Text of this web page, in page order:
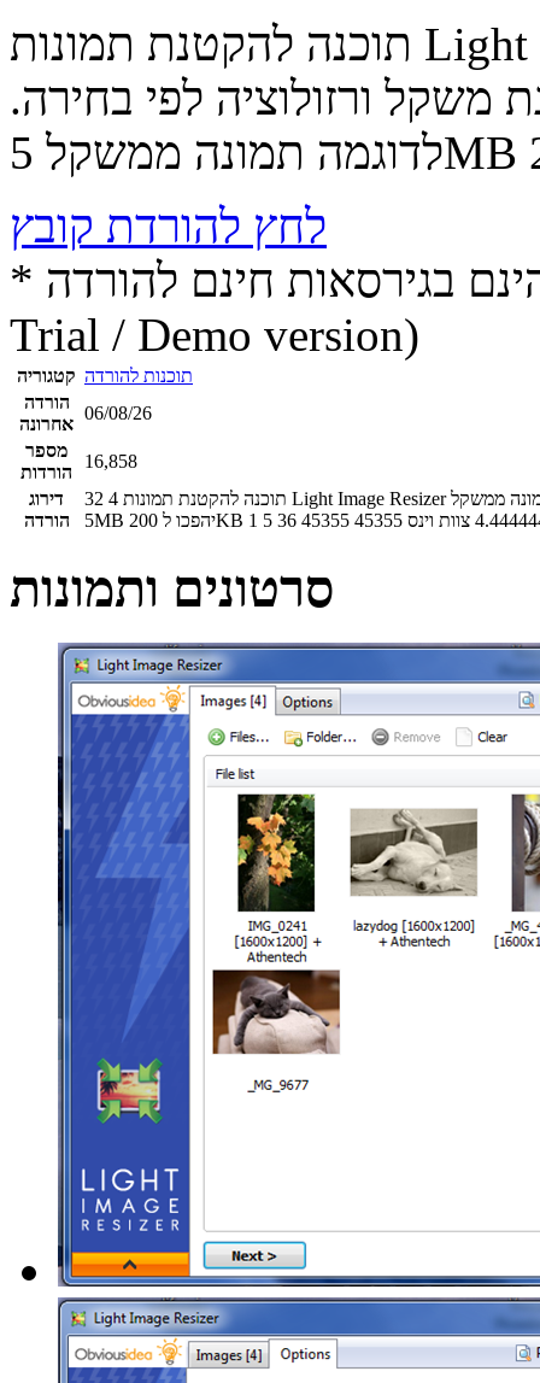
תוכנה להקטנת תמונות Light Image Resizer התוכנה יודעת
ורזולוציה לפי בחירה.
לחץ להורדת קובץ
* התכנים הינם בגירסאות חינם להורדה (Free game / software,
Trial / Demo version)
קטגוריה תוכנות להורדה
הורדה
אחרונה
06/08/26
מספר
הורדות
16,858
דירוג
הורדה
32 4 תוכנה להקטנת תמונות Light Image Resizer התוכנה יודעת לכווץ את משקל התמונה מבחינת משקל ורזולוציה לפי בחירה. לדוגמה תמונה ממשקל
צוות וינס 45355
45355
36
5
1
סרטונים ותמונות